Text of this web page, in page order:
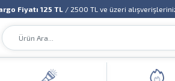
Fiyatı 125 TL / 2500 TL ve üzeri